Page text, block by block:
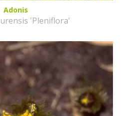
Adonis
'Pleniflora'